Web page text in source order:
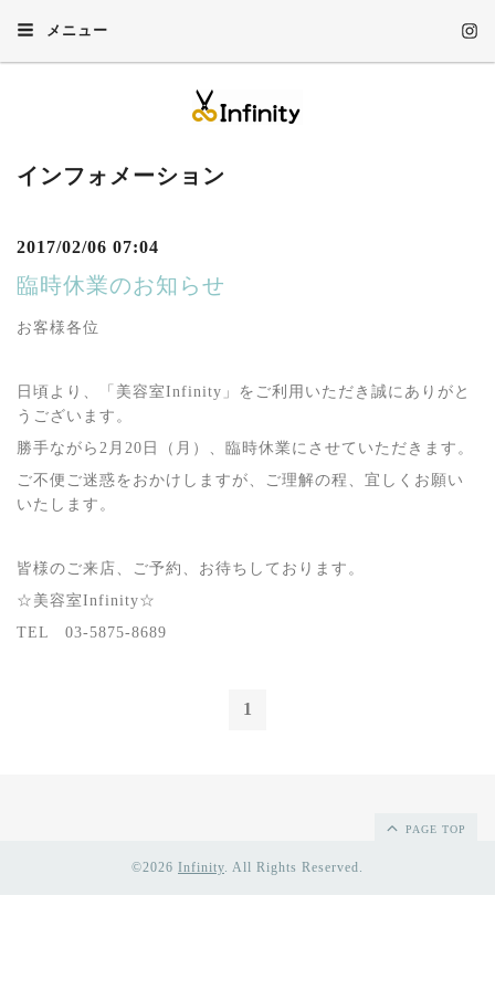
メニュー
インフォメーション
2017/02/06 07:04
臨時休業のお知らせ
お客様各位
日頃より、「美容室Infinity」をご利用いただき誠にありがと
うございます。
勝手ながら2月20日（月）、臨時休業にさせていただきます。
ご不便ご迷惑をおかけしますが、ご理解の程、宜しくお願い
いたします。
皆様のご来店、ご予約、お待ちしております。
☆美容室Infinity☆
TEL 03-5875-8689
1
PAGE TOP
©2026 Infinity . All Rights Reserved.